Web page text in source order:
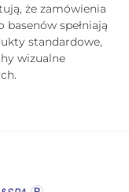
że zamówienia
spełniają
standardowe,
wizualne